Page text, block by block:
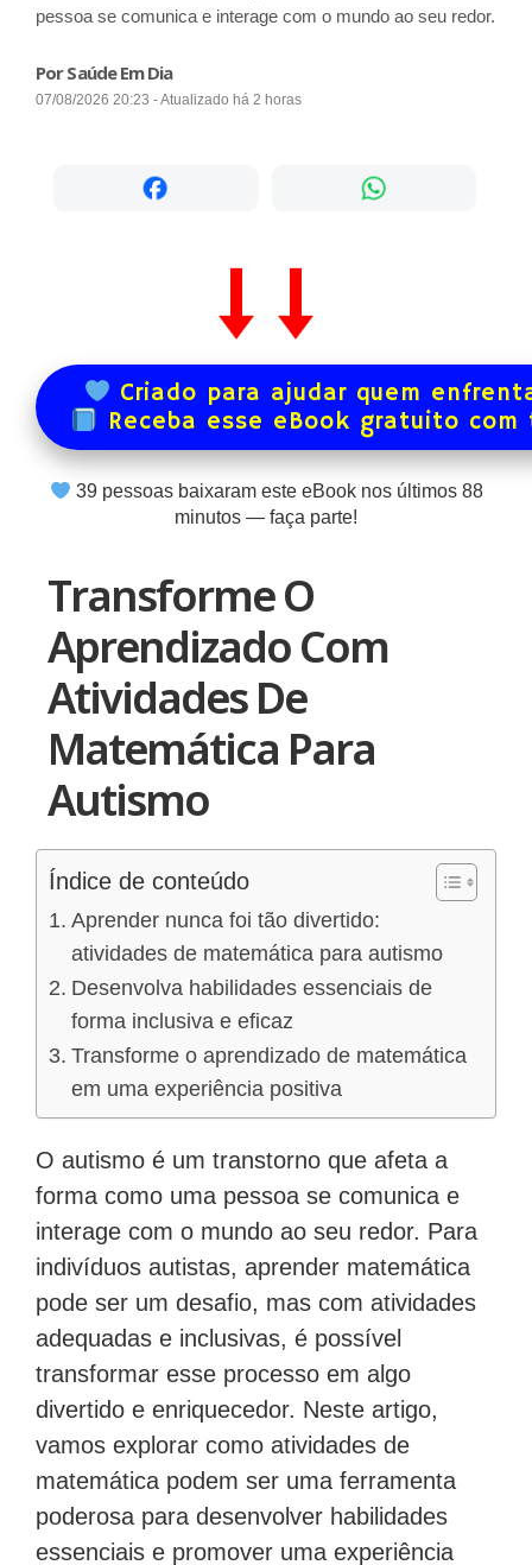
pessoa se comunica e interage com o mundo ao seu redor.
Por Saúde Em Dia
07/08/2026 20:23 - Atualizado há 2 horas
Criado para ajudar quem
Receba esse eBook gratuito
39pessoas baixaram este eBook nos últimos 88
minutos — faça parte!
Transforme O
Aprendizado Com
Atividades De
Matemática Para
Autismo
Índice de conteúdo
Aprender nunca foi tão divertido:
atividades de matemática para autismo
Desenvolva habilidades essenciais de
forma inclusiva e eficaz
Transforme o aprendizado de matemática
em uma experiência positiva
O autismo é um transtorno que afeta a
forma como uma pessoa se comunica e
interage com o mundo ao seu redor. Para
indivíduos autistas, aprender matemática
pode ser um desafio, mas com atividades
adequadas e inclusivas, é possível
transformar esse processo em algo
divertido e enriquecedor. Neste artigo,
vamos explorar como atividades de
matemática podem ser uma ferramenta
poderosa para desenvolver habilidades
essenciais e promover uma experiência